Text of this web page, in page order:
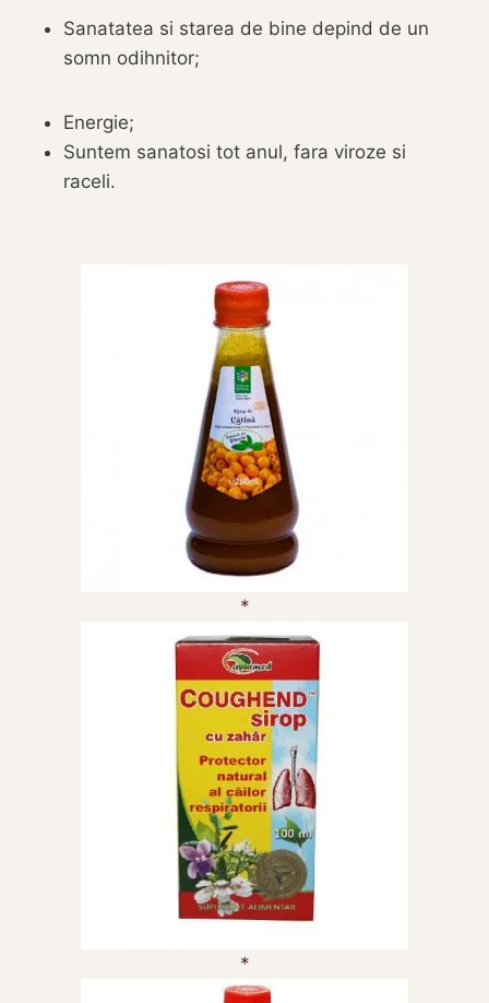
Sanatatea si starea de bine depind de un
somn odihnitor;
Energie;
Suntem sanatosi tot anul, fara viroze si
raceli.